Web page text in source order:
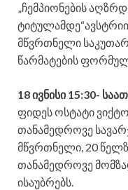
„ჩემპიონების
მწვრთნელი
წარმატების
18 ივნისი 15:30-
ფიდეს ოსტატი
თანამედროვე
მწვრთნელი, 20
თანამედროვე
ისაუბრებს.